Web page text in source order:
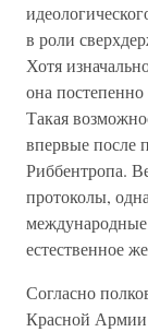
в роли
Хотя
она
Такая
впервые после
Риббентропа.
протоколы,
естественное
Согласно
Красной Армии